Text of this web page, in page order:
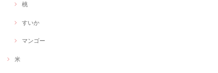
桃
すいか
マンゴー
米